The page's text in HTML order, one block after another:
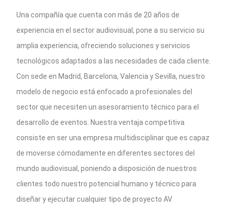
Una compañía que cuenta con más de 20 años de
experiencia en el sector audiovisual, pone a su servicio su
amplia experiencia, ofreciendo soluciones y servicios
tecnológicos adaptados a las necesidades de cada cliente.
Con sede en Madrid, Barcelona, Valencia y Sevilla, nuestro
modelo de negocio está enfocado a profesionales del
sector que necesiten un asesoramiento técnico para el
desarrollo de eventos. Nuestra ventaja competitiva
consiste en ser una empresa multidisciplinar que es capaz
de moverse cómodamente en diferentes sectores del
mundo audiovisual, poniendo a disposición de nuestros
clientes todo nuestro potencial humano y técnico para
diseñar y ejecutar cualquier tipo de proyecto AV.